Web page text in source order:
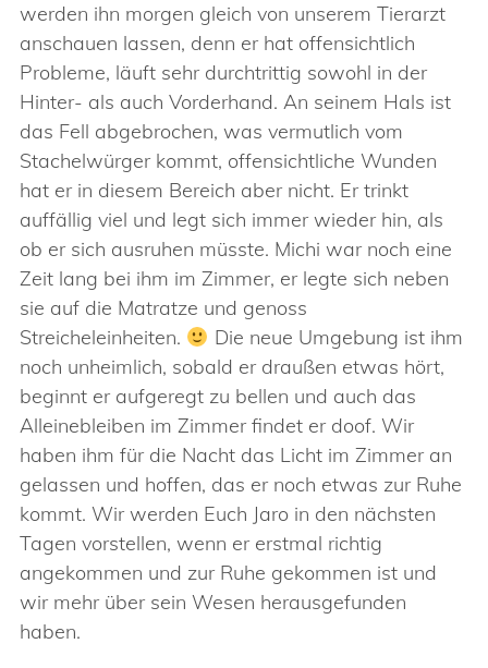
werden ihn morgen gleich von unserem Tierarzt
anschauen lassen, denn er hat offensichtlich
Probleme, läuft sehr durchtrittig sowohl in der
Hinter- als auch Vorderhand. An seinem Hals ist
das Fell abgebrochen, was vermutlich vom
Stachelwürger kommt, offensichtliche Wunden
hat er in diesem Bereich aber nicht. Er trinkt
auffällig viel und legt sich immer wieder hin, als
ob er sich ausruhen müsste. Michi war noch eine
Zeit lang bei ihm im Zimmer, er legte sich neben
sie auf die Matratze und genoss
Streicheleinheiten.
Die neue Umgebung ist ihm
noch unheimlich, sobald er draußen etwas hört,
beginnt er aufgeregt zu bellen und auch das
Alleinebleiben im Zimmer findet er doof. Wir
haben ihm für die Nacht das Licht im Zimmer an
gelassen und hoffen, das er noch etwas zur Ruhe
kommt. Wir werden Euch Jaro in den nächsten
Tagen vorstellen, wenn er erstmal richtig
angekommen und zur Ruhe gekommen ist und
wir mehr über sein Wesen herausgefunden
haben.